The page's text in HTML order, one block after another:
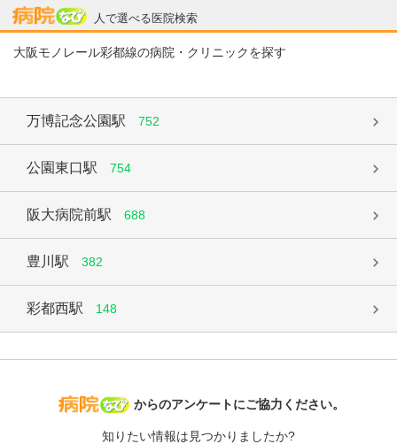
人で選べる医院検索
病院なび
大阪モノレール彩都線の病院・クリニックを探す
万博記念公園駅 752
公園東口駅 754
阪大病院前駅 688
豊川駅 382
彩都西駅 148
病院なび
からのアンケートにご協力ください。
知りたい情報は見つかりましたか?